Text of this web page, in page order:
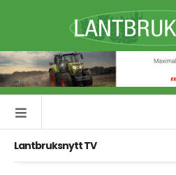
Lantbruksnytt TV